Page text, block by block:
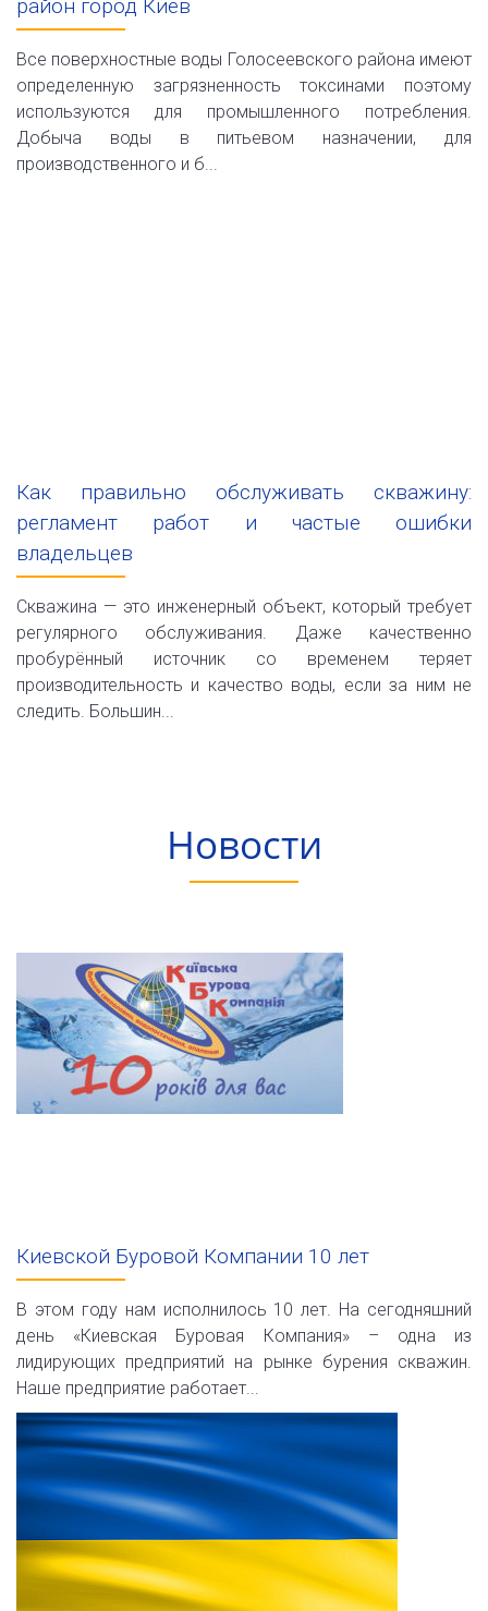
район город Киев
Все поверхностные воды Голосеевского района имеют
определенную загрязненность токсинами поэтому
используются для промышленного потребления.
Добыча воды в питьевом назначении, для
производственного и б...
Как правильно обслуживать скважину:
регламент работ и частые ошибки
владельцев
Скважина — это инженерный объект, который требует
регулярного обслуживания. Даже качественно
пробурённый источник со временем теряет
производительность и качество воды, если за ним не
следить. Большин...
Новости
Киевской Буровой Компании 10 лет
В этом году нам исполнилось 10 лет. На сегодняшний
день «Киевская Буровая Компания» – одна из
лидирующих предприятий на рынке бурения скважин.
Наше предприятие работает...